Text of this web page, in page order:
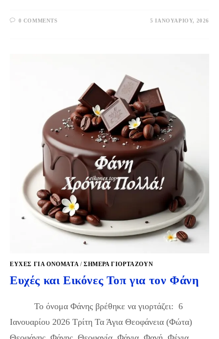
0 COMMENTS 5 ΙΑΝΟΥΑΡΊΟΥ, 2026
ΕΥΧΈΣ ΓΙΑ ΟΝΌΜΑΤΑ/ΣΉΜΕΡΑ ΓΙΟΡΤΆΖΟΥΝ
Ευχές και Εικόνες Τοπ για τον Φάνη
Το όνομα Φάνης βρέθηκε να γιορτάζει: 6
Ιανουαρίου 2026 Τρίτη Τα Άγια Θεοφάνεια (Φώτα)